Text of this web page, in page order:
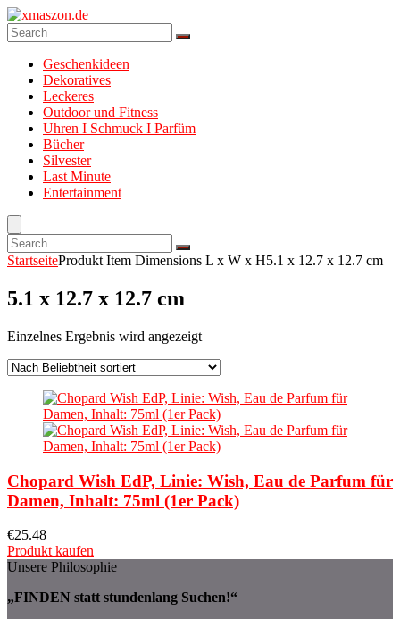
Geschenkideen
Dekoratives
Leckeres
Outdoor und Fitness
Uhren I Schmuck I Parfüm
Bücher
Silvester
Last Minute
Entertainment
StartseiteProdukt Item Dimensions L x W x H5.1 x 12.7 x 12.7 cm
5.1 x 12.7 x 12.7 cm
Einzelnes Ergebnis wird angezeigt
Chopard Wish EdP, Linie: Wish, Eau de Parfum für
Damen, Inhalt: 75ml (1er Pack)
€25.48
Produkt kaufen
Unsere Philosophie
„FINDEN statt stundenlang Suchen!“